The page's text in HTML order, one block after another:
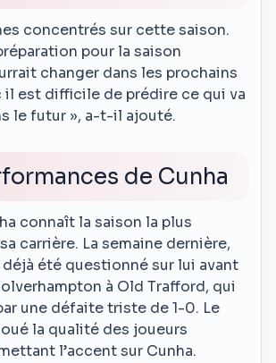
concentrés sur cette saison.
pour la saison
changer dans les prochains
il est difficile de prédire ce qui va
le futur », a-t-il ajouté.
de Cunha
connaît la saison la plus
carrière. La semaine dernière,
été questionné sur lui avant
à Old Trafford, qui
une défaite triste de 1-0. Le
la qualité des joueurs
l’accent sur Cunha.